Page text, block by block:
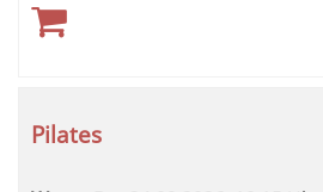
Pilates